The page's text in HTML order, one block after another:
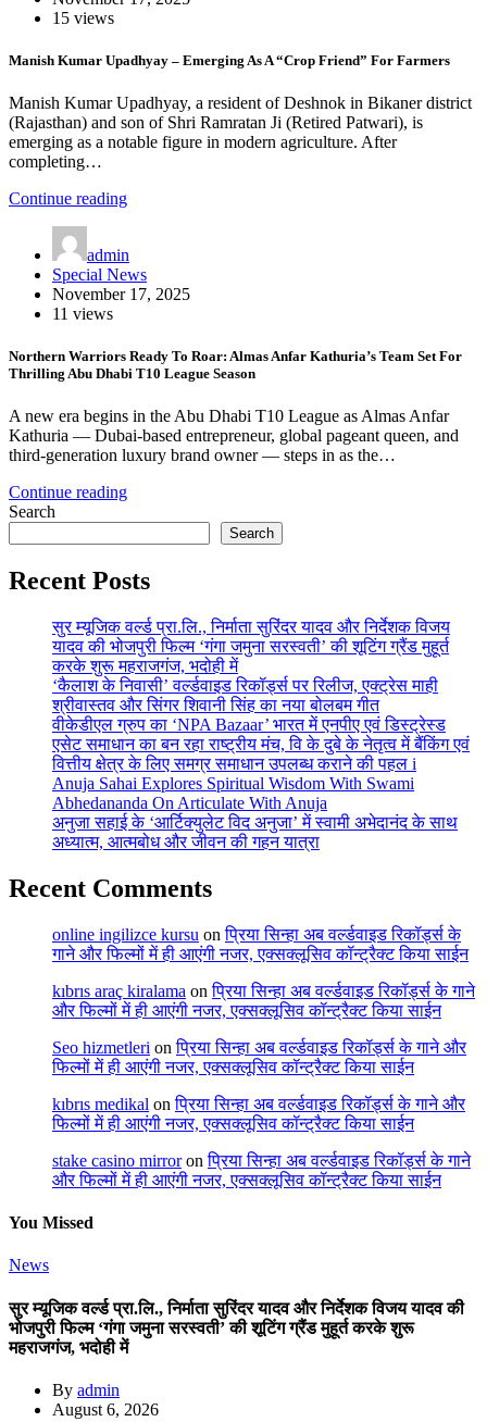
15 views
Manish Kumar Upadhyay – Emerging As A “Crop Friend” For Farmers
Manish Kumar Upadhyay, a resident of Deshnok in Bikaner district
(Rajasthan) and son of Shri Ramratan Ji (Retired Patwari), is
emerging as a notable figure in modern agriculture. After
completing…
Continue reading
admin
Special News
November 17, 2025
11 views
Northern Warriors Ready To Roar: Almas Anfar Kathuria’s Team Set For
Thrilling Abu Dhabi T10 League Season
A new era begins in the Abu Dhabi T10 League as Almas Anfar
Kathuria — Dubai-based entrepreneur, global pageant queen, and
third-generation luxury brand owner — steps in as the…
Continue reading
Search
Search
Recent Posts
सुर म्यूजिक वर्ल्ड प्रा.लि., निर्माता सुरिंदर यादव और निर्देशक विजय
यादव की भोजपुरी फिल्म ‘गंगा जमुना सरस्वती’ की शूटिंग ग्रैंड मुहूर्त
करके शुरू महराजगंज, भदोही में
‘कैलाश के निवासी’ वर्ल्डवाइड रिकॉर्ड्स पर रिलीज, एक्ट्रेस माही
श्रीवास्तव और सिंगर शिवानी सिंह का नया बोलबम गीत
वीकेडीएल ग्रुप का ‘NPA Bazaar’ भारत में एनपीए एवं डिस्ट्रेस्ड
एसेट समाधान का बन रहा राष्ट्रीय मंच, वि के दुबे के नेतृत्व में बैंकिंग एवं
वित्तीय क्षेत्र के लिए समग्र समाधान उपलब्ध कराने की पहल i
Anuja Sahai Explores Spiritual Wisdom With Swami
Abhedananda On Articulate With Anuja
अनुजा सहाई के ‘आर्टिक्युलेट विद अनुजा’ में स्वामी अभेदानंद के साथ
अध्यात्म, आत्मबोध और जीवन की गहन यात्रा
Recent Comments
online ingilizce kursu onप्रिया सिन्हा अब वर्ल्डवाइड रिकॉर्ड्स के
गाने और फिल्मों में ही आएंगी नजर, एक्सक्लूसिव कॉन्ट्रैक्ट किया साईन
kıbrıs araç kiralama onप्रिया सिन्हा अब वर्ल्डवाइड रिकॉर्ड्स के गाने
और फिल्मों में ही आएंगी नजर, एक्सक्लूसिव कॉन्ट्रैक्ट किया साईन
Seo hizmetleri onप्रिया सिन्हा अब वर्ल्डवाइड रिकॉर्ड्स के गाने और
फिल्मों में ही आएंगी नजर, एक्सक्लूसिव कॉन्ट्रैक्ट किया साईन
kıbrıs medikal onप्रिया सिन्हा अब वर्ल्डवाइड रिकॉर्ड्स के गाने और
फिल्मों में ही आएंगी नजर, एक्सक्लूसिव कॉन्ट्रैक्ट किया साईन
stake casino mirroronप्रिया सिन्हा अब वर्ल्डवाइड रिकॉर्ड्स के गाने
और फिल्मों में ही आएंगी नजर, एक्सक्लूसिव कॉन्ट्रैक्ट किया साईन
You Missed
News
सुर म्यूजिक वर्ल्ड प्रा.लि., निर्माता सुरिंदर यादव और निर्देशक विजय यादव की
भोजपुरी फिल्म ‘गंगा जमुना सरस्वती’ की शूटिंग ग्रैंड मुहूर्त करके शुरू
महराजगंज, भदोही में
By admin
August 6, 2026